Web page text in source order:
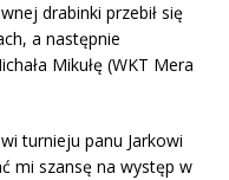
drabinki przebił się
a następnie
Mikułę (WKT Mera
turnieju panu Jarkowi
mi szansę na występ w